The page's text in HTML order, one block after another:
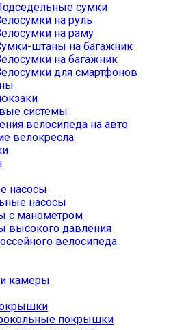
сумки
на руль
на раму
штаны на багажник
на багажник
для смартфонов
системы
велосипеда на авто
велокресла
насосы
насосы
с манометром
высокого давления
велосипеда
камеры
покрышки